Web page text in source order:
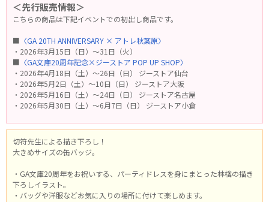
＜先行販売情報＞
こちらの商品は下記イベントでの初出し商品です。
■ 〈GA 20TH ANNIVERSARY × アトレ秋葉原〉
・2026年3月15日（日）～31日（火）
■ 〈GA文庫20周年記念×ジーストア POP UP SHOP〉
・2026年4月18日（土）～26日（日） ジーストア仙台
・2026年5月2日（土）～10日（日） ジーストア大阪
・2026年5月16日（土）～24日（日） ジーストア名古屋
・2026年5月30日（土）～6月7日（日） ジーストア小倉
切符先生による描き下ろし！
大きめサイズの缶バッジ。
・GA文庫20周年をお祝いする、パーティドレスを身にまとった林檎の描き
下ろしイラスト。
・バッグや洋服などお気に入りの場所に付けて楽しめます。